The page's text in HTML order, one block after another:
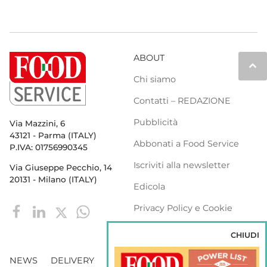
keyboard_arrow_up
Via Mazzini, 6
43121 - Parma (ITALY)
P.IVA: 01756990345
Via Giuseppe Pecchio, 14
20131 - Milano (ITALY)
ABOUT
Chi siamo
Contatti – REDAZIONE
Pubblicità
Abbonati a Food Service
Iscriviti alla newsletter
Edicola
Privacy Policy e Cookie
NEWS DELIVERY DISTRIBUZIONE
CHIUDI